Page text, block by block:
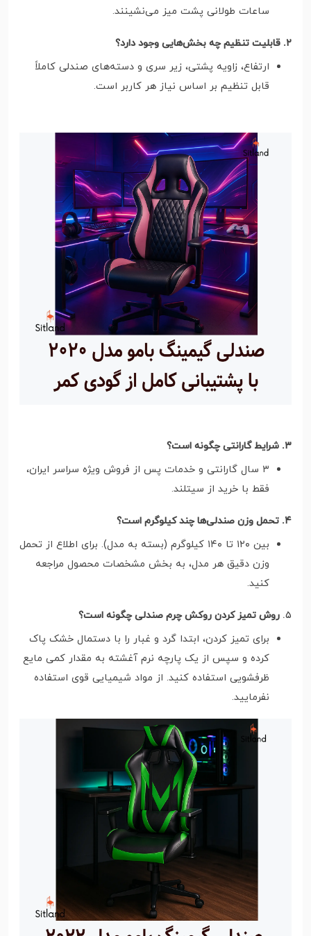
ساعات طولانی پشت میز می‌نشینند.
۲. قابلیت تنظیم چه بخش‌هایی وجود دارد؟
ارتفاع، زاویه پشتی، زیر سری و دسته‌های صندلی کاملاً
قابل تنظیم بر اساس نیاز هر کاربر است.
۳. شرایط گارانتی چگونه است؟
۳ سال گارانتی و خدمات پس از فروش ویژه سراسر ایران،
فقط با خرید از سیتلند.
۴. تحمل وزن صندلی‌ها چند کیلوگرم است؟
بین ۱۲۰ تا ۱۴۰ کیلوگرم (بسته به مدل). برای اطلاع از تحمل
وزن دقیق هر مدل، به بخش مشخصات محصول مراجعه
کنید.
۵. روش تمیز کردن روکش چرم صندلی چگونه است؟
برای تمیز کردن، ابتدا گرد و غبار را با دستمال خشک پاک
کرده و سپس از یک پارچه نرم آغشته به مقدار کمی مایع
ظرفشویی استفاده کنید. از مواد شیمیایی قوی استفاده
نفرمایید.